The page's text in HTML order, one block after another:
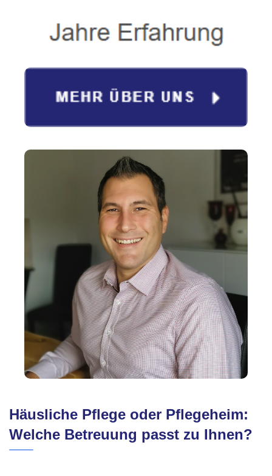
Häusliche Pflege oder Pflegeheim:
Welche Betreuung passt zu Ihnen?